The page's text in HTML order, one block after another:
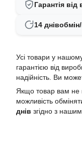
Гарантія
14 днів
Усі товари у
гарантією від
надійність. Ви
Якщо товар вам не
можливість
днів згідно з